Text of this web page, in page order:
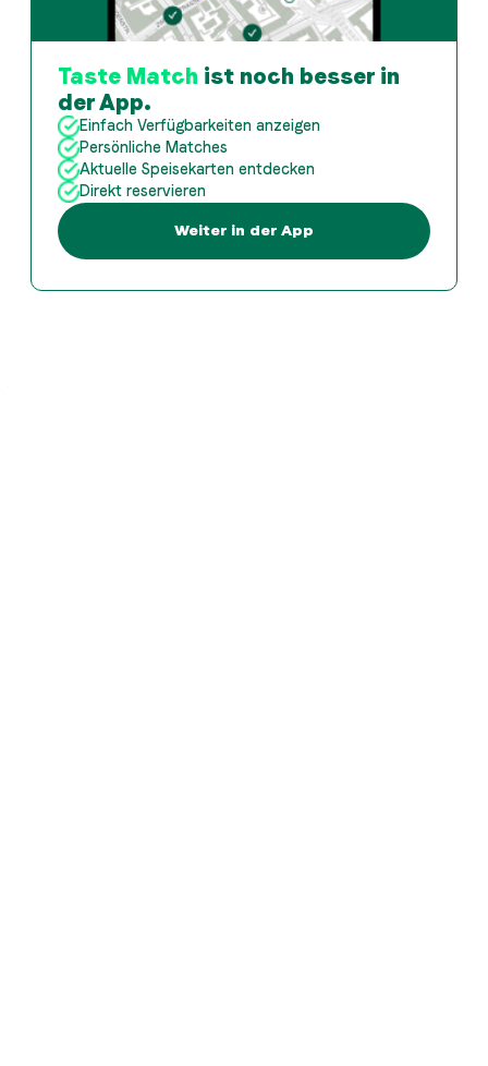
Taste Match ist noch besser in
der App.
Einfach Verfügbarkeiten anzeigen
Persönliche Matches
Aktuelle Speisekarten entdecken
Direkt reservieren
Weiter in der App